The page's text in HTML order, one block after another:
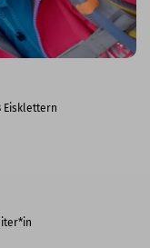
Eisklettern